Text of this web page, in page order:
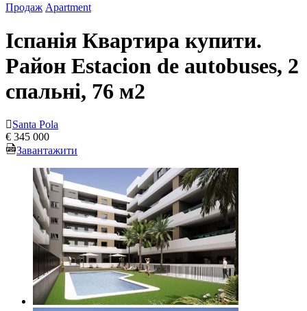
Продаж Apartment
Іспанія Квартира купити.
Район Estacion de autobuses, 2
спальні, 76 м2
Santa Pola
€ 345 000
Завантажити